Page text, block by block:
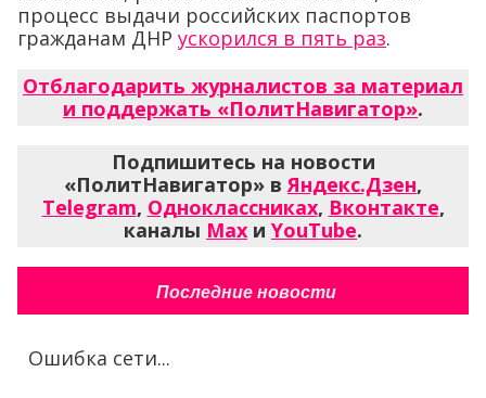
процесс выдачи российских паспортов
гражданам ДНР ускорился в пять раз.
Отблагодарить журналистов за материал
и поддержать «ПолитНавигатор».
Подпишитесь на новости
«ПолитНавигатор» вЯндекс.Дзен,
Telegram, Одноклассниках, Вконтакте,
каналы Max и YouTube.
Последние новости
Ошибка сети...